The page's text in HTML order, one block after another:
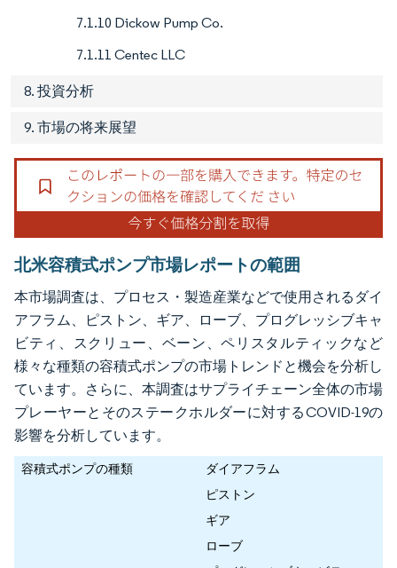
7.1.10 Dickow Pump Co.
7.1.11 Centec LLC
8. 投資分析
9. 市場の将来展望
北米容積式ポンプ市場レポートの範囲
本市場調査は、プロセス・製造産業などで使用されるダイ
アフラム、ピストン、ギア、ローブ、プログレッシブキャ
ビティ、スクリュー、ベーン、ペリスタルティックなど
様々な種類の容積式ポンプの市場トレンドと機会を分析し
ています。さらに、本調査はサプライチェーン全体の市場
プレーヤーとそのステークホルダーに対するCOVID-19の
影響を分析しています。
容積式ポンプの種類
ダイアフラム
ピストン
ギア
ローブ